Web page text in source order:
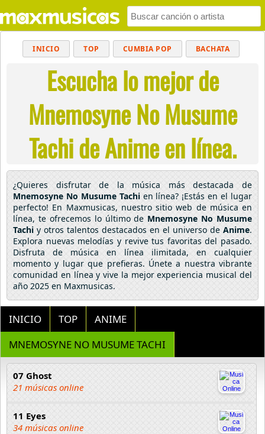
INICIO TOP CUMBIA POP BACHATA
POP MUSICA CRISTIANA REGGAETON
BALADAS ALTERNATIVO ELECTRÓNICA
CUMBIAS
Escucha lo mejor de
Mnemosyne No Musume
Tachi de Anime en línea.
¿Quieres disfrutar de la música más destacada de
Mnemosyne No Musume Tachien línea? ¡Estás en el lugar
perfecto! En Maxmusicas, nuestro sitio web de música en
línea, te ofrecemos lo último de Mnemosyne No Musume
Tachi y otros talentos destacados en el universo de Anime.
Explora nuevas melodías y revive tus favoritas del pasado.
Disfruta de música en línea ilimitada, en cualquier
momento y lugar que prefieras. Únete a nuestra vibrante
comunidad en línea y vive la mejor experiencia musical del
año 2025 en Maxmusicas.
INICIO TOP
ANIME
MNEMOSYNE NO MUSUME TACHI
07 Ghost
21 músicas online
11 Eyes
34 músicas online